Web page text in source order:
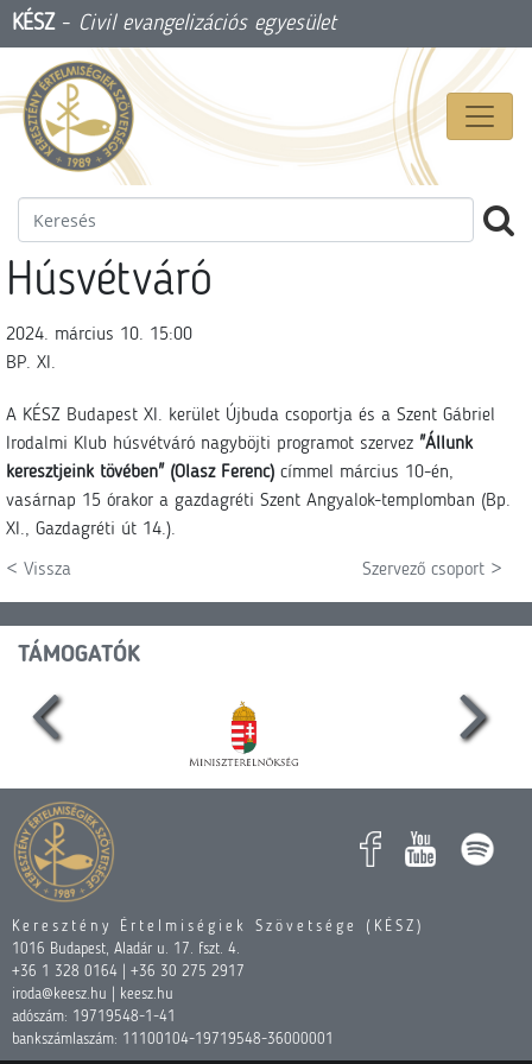
KÉSZ- Civil evangelizációs egyesület
Húsvétváró
2024. március 10. 15:00
BP. XI.
A KÉSZ Budapest XI. kerület Újbuda csoportja és a Szent Gábriel
Irodalmi Klub húsvétváró nagyböjti programot szervez "Állunk
keresztjeink tövében" (Olasz Ferenc) címmel március 10-én,
vasárnap 15 órakor a gazdagréti Szent Angyalok-templomban (Bp.
XI., Gazdagréti út 14.).
< Vissza Szervező csoport >
TÁMOGATÓK
Keresztény Értelmiségiek Szövetsége (KÉSZ)
1016 Budapest, Aladár u. 17. fszt. 4.
+36 1 328 0164 | +36 30 275 2917
iroda@keesz.hu | keesz.hu
adószám: 19719548-1-41
bankszámlaszám: 11100104-19719548-36000001